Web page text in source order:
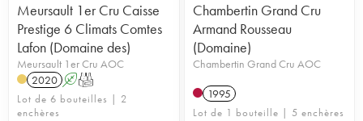
Meursault 1er Cru Caisse
Prestige 6 Climats Comtes
Lafon (Domaine des)
Meursault 1er Cru AOC
2020 AT
Lot de 6 bouteilles | 2
enchères
Chambertin Grand Cru
Armand Rousseau
(Domaine)
Chambertin Grand Cru AOC
1995
Lot de 1 bouteille | 5 enchères